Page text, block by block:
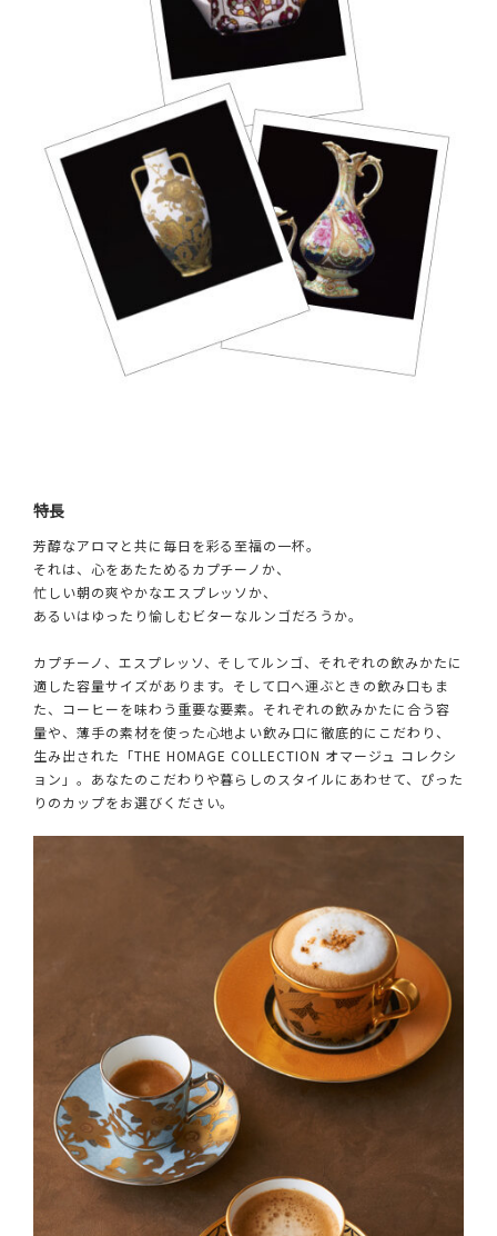
特長
芳醇なアロマと共に毎日を彩る至福の一杯。
それは、心をあたためるカプチーノか、
忙しい朝の爽やかなエスプレッソか、
あるいはゆったり愉しむビターなルンゴだろうか。
カプチーノ、エスプレッソ、そしてルンゴ、それぞれの飲みかたに
適した容量サイズがあります。そして口へ運ぶときの飲み口もま
た、コーヒーを味わう重要な要素。それぞれの飲みかたに合う容
量や、薄手の素材を使った心地よい飲み口に徹底的にこだわり、
生み出された「THE HOMAGE COLLECTION オマージュ コレクシ
ョン」。あなたのこだわりや暮らしのスタイルにあわせて、ぴった
りのカップをお選びください。